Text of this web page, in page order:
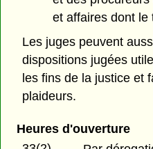
et affaires dont le
Les juges peuvent
dispositions jugées
les fins de la justice et
plaideurs.
Heures d'ouverture